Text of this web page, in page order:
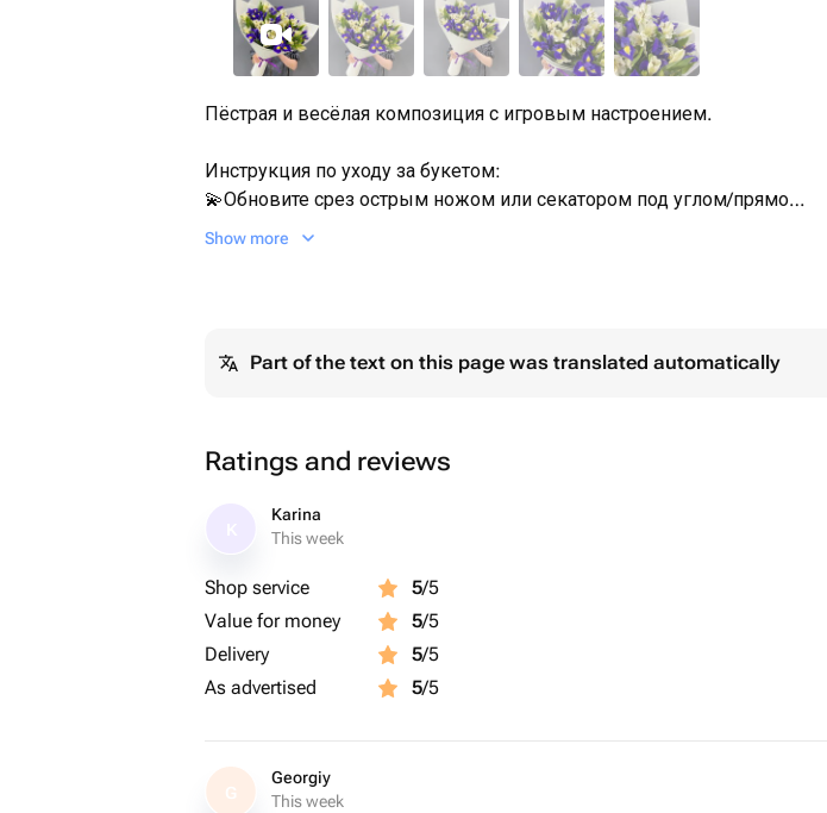
Пёстрая и весёлая композиция с игровым настроением.
Инструкция по уходу за букетом:
💫Обновите срез острым ножом или секатором под углом/прямо
(читать ниже, каждый цветок свой срез)
солнечные лучи и сквозняки, на кухню около фруктов. Чем
💐Хризантема
-удалить листья со стебля ниже уровня воды
-вода меньше половины
💐Лилия
-косой срез
-удалить пыльник с тычинок
-удалить листья со стебля ниже уровня воды
-косой срез
Show more
Part of the text on this page was translated automatically
Ratings and reviews
Karina
This week
Shop service 5/5
Value for money
5/5
Delivery
5/5
As advertised
5/5
G
Georgiy
This week